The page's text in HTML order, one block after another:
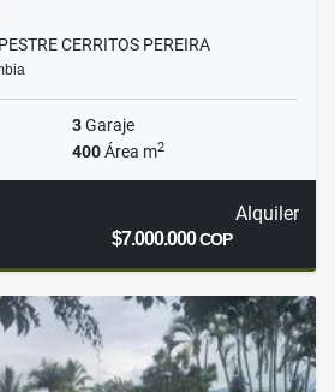
CERRITOS PEREIRA
3Garaje
400Área m2
Alquiler
$7.000.000COP